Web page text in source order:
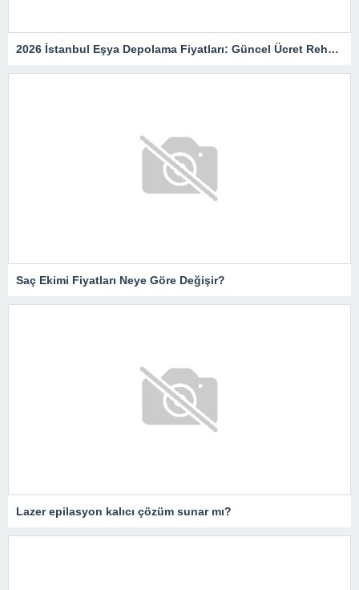
2026 İstanbul Eşya Depolama Fiyatları: Güncel Ücret Rehberi
Saç Ekimi Fiyatları Neye Göre Değişir?
Lazer epilasyon kalıcı çözüm sunar mı?